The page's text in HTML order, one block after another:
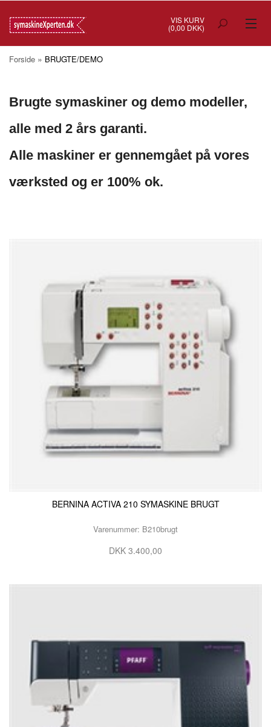
VIS KURV
(0,00 DKK)
OVERLOCK
COVERSTITCH
BRODERIMASKINER
INDUSTRI
Forside » BRUGTE/DEMO
Brugte symaskiner og demo modeller,
alle med 2 års garanti.
Alle maskiner er gennemgået på vores
værksted og er 100% ok.
BERNINA ACTIVA 210 SYMASKINE BRUGT
Varenummer: B210brugt
DKK 3.400,00